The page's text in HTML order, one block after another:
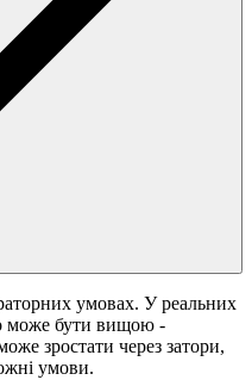
умовах. У реальних
може бути вищою -
зростати через затори,
умови.